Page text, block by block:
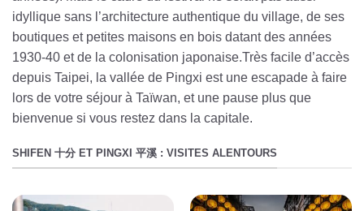
idyllique sans l’architecture authentique du village, de ses
boutiques et petites maisons en bois datant des années
1930-40 et de la colonisation japonaise.Très facile d’accès
depuis Taipei, la vallée de Pingxi est une escapade à faire
lors de votre séjour à Taïwan, et une pause plus que
bienvenue si vous restez dans la capitale.
SHIFEN 十分 ET PINGXI 平溪 : VISITES ALENTOURS